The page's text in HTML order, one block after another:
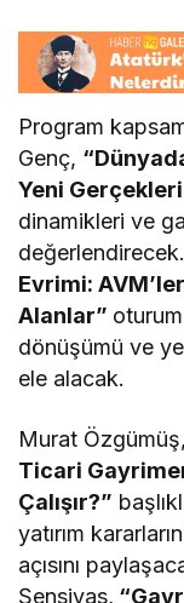
Program
Genç,
Yeni
dinamikleri ve
Evrimi:
Alanlar”
dönüşümü ve
ele alacak.
Murat Özgümüş,
Ticari
Çalışır?”
yatırım
açısını
Şensivas,